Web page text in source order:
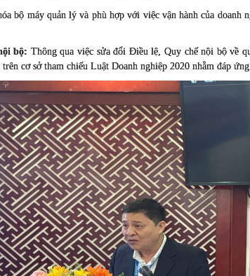
bộ máy quản lý và phù hợp với việc vận hành của doanh
bộ: Thông qua việc sửa đổi Điều lệ, Quy chế nội bộ về
cơ sở tham chiếu Luật Doanh nghiệp 2020 nhằm đáp